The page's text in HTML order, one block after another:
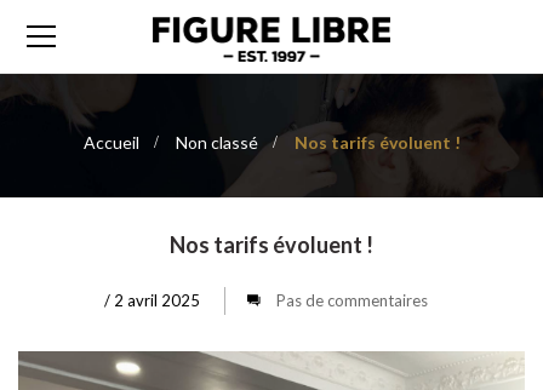
Accueil Non classé Nos tarifs évoluent !
Nos tarifs évoluent !
/ 2 avril 2025 Pas de commentaires